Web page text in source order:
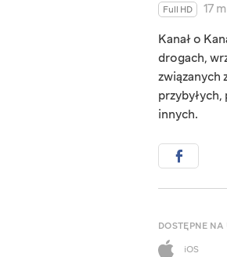
Full HD
17
Kanał o
drogach,
związanych
innych.
DOSTĘPNE
iOS